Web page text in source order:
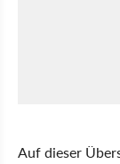
Auf dieser